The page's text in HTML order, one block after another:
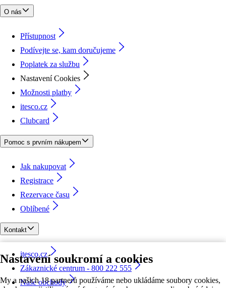
Nastavení soukromí a cookies
My a našich 18 partnerů používáme nebo ukládáme soubory cookies,
O nás
Přístupnost
Podívejte se, kam doručujeme
Poplatek za službu
Nastavení Cookies
Možnosti platby
itesco.cz
Clubcard
Pomoc s prvním nákupem
Jak nakupovat
Registrace
Rezervace času
Oblíbené
Kontakt
itesco.cz
Zákaznické centrum - 800 222 555
Naše obchody